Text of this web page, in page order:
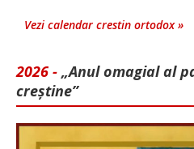
Vezi calendar crestin ortodox »
2026 - „Anul omagial al
creștine”